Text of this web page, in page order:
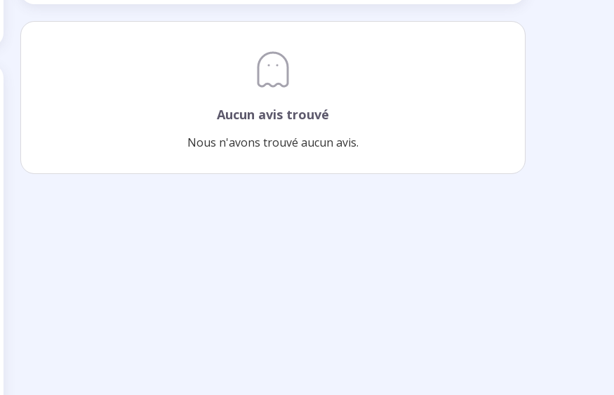
Aucun avis trouvé
Nous n'avons trouvé aucun avis.